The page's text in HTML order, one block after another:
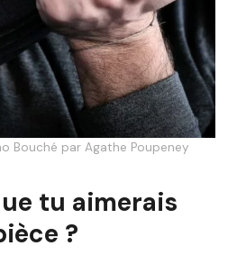
Bouché par Agathe Poupeney
tu aimerais
?